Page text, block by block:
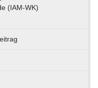
(IAM-WK)